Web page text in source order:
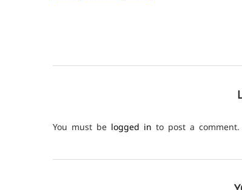
You must be logged in to post a comment.